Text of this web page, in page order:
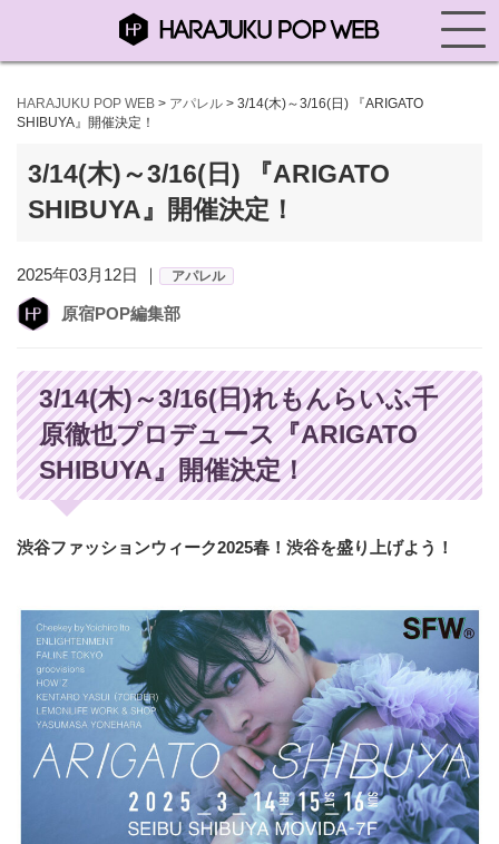
HARAJUKU POP WEB > アパレル > 3/14(木)～3/16(日) 『ARIGATO
SHIBUYA』開催決定！
3/14(木)～3/16(日) 『ARIGATO
SHIBUYA』開催決定！
2025年03月12日 ｜ アパレル
原宿POP編集部
3/14(木)～3/16(日)れもんらいふ千
原徹也プロデュース『ARIGATO
SHIBUYA』開催決定！
渋谷ファッションウィーク2025春！渋谷を盛り上げよう！